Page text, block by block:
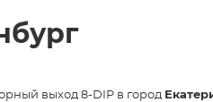
выход 8-DIP в город